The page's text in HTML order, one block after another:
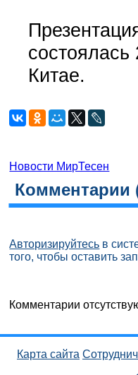
Китае.
Новости МирТесен
Комментарии
Авторизируйтесь в
того, чтобы оставить
Комментарии
Карта сайта